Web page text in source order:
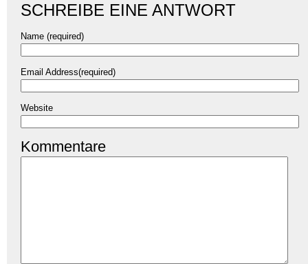
SCHREIBE EINE ANTWORT
Name (required)
Email Address(required)
Website
Kommentare